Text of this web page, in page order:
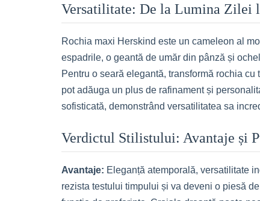
Versatilitate: De la Lumina Zilei
Rochia maxi Herskind este un cameleon al
espadrile, o geantă de umăr din pânză și
Pentru o seară elegantă, transformă rochia
pot adăuga un plus de rafinament și
sofisticată, demonstrând versatilitatea sa
Verdictul Stilistului: Avantaje și
Avantaje: Eleganță atemporală, versatilitate
rezista testului timpului și va deveni o piesă